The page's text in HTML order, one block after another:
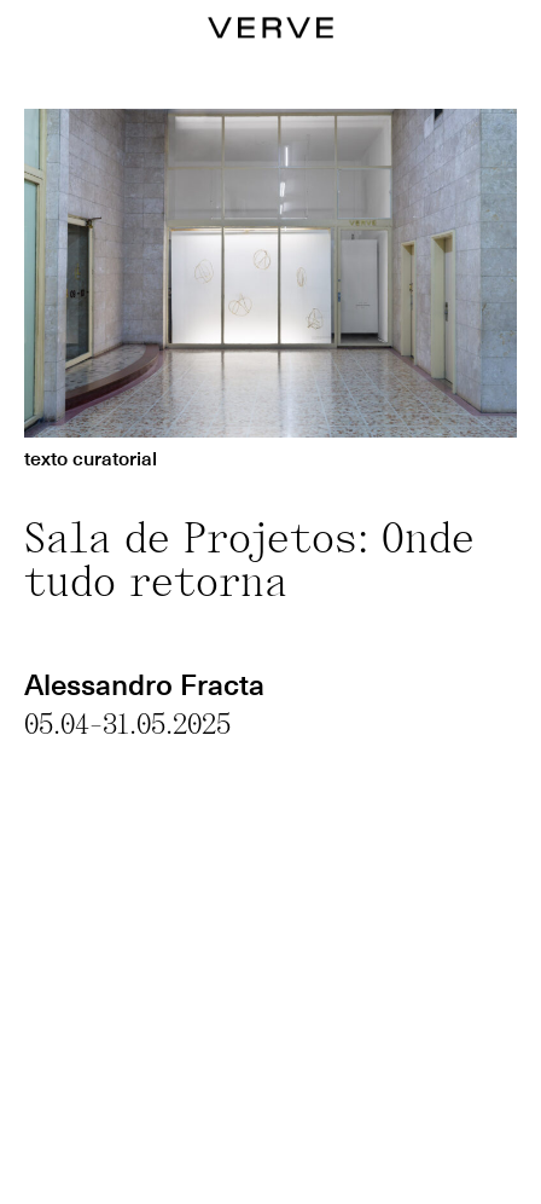
texto curatorial
Sala de Projetos: Onde
tudo retorna
Alessandro Fracta
05.04-31.05.2025